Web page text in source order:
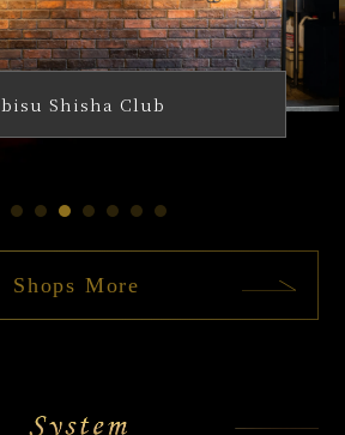
THE SHISHA HOUSE 大宮東口店
Shops More